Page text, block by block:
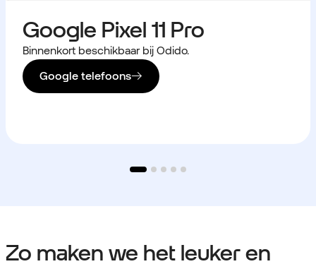
Google Pixel 11 Pro
Binnenkort beschikbaar bij Odido.
Google telefoons
Zo maken we het leuker en